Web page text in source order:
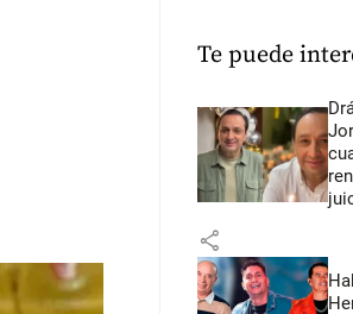
Te puede
share